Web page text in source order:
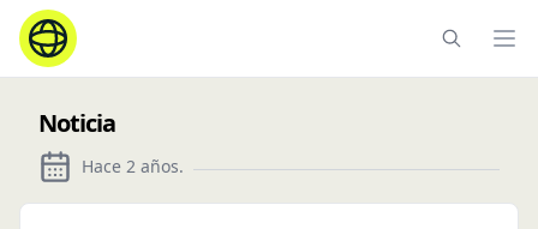
Noticia
Hace 2 años.